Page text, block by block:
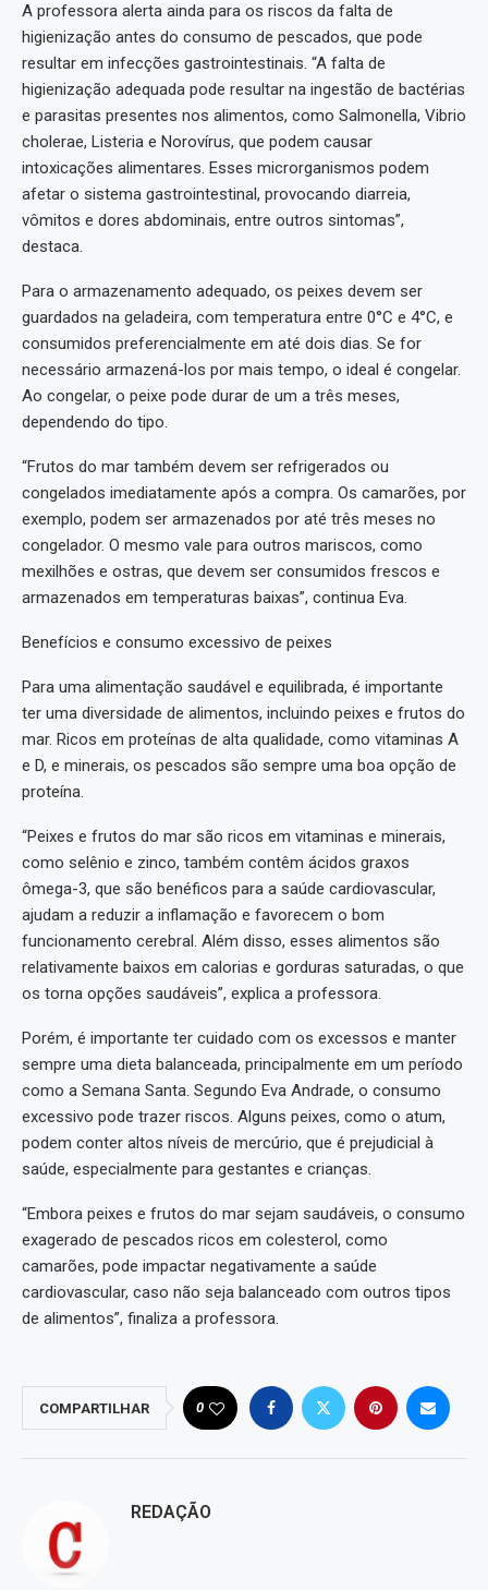
A professora alerta ainda para os riscos da falta de
higienização antes do consumo de pescados, que pode
resultar em infecções gastrointestinais. “A falta de
higienização adequada pode resultar na ingestão de bactérias
e parasitas presentes nos alimentos, como Salmonella, Vibrio
cholerae, Listeria e Norovírus, que podem causar
intoxicações alimentares. Esses microrganismos podem
afetar o sistema gastrointestinal, provocando diarreia,
vômitos e dores abdominais, entre outros sintomas”,
destaca.
Para o armazenamento adequado, os peixes devem ser
guardados na geladeira, com temperatura entre 0°C e 4°C, e
consumidos preferencialmente em até dois dias. Se for
necessário armazená-los por mais tempo, o ideal é congelar.
Ao congelar, o peixe pode durar de um a três meses,
dependendo do tipo.
“Frutos do mar também devem ser refrigerados ou
congelados imediatamente após a compra. Os camarões, por
exemplo, podem ser armazenados por até três meses no
congelador. O mesmo vale para outros mariscos, como
mexilhões e ostras, que devem ser consumidos frescos e
armazenados em temperaturas baixas”, continua Eva.
Benefícios e consumo excessivo de peixes
Para uma alimentação saudável e equilibrada, é importante
ter uma diversidade de alimentos, incluindo peixes e frutos do
mar. Ricos em proteínas de alta qualidade, como vitaminas A
e D, e minerais, os pescados são sempre uma boa opção de
proteína.
“Peixes e frutos do mar são ricos em vitaminas e minerais,
como selênio e zinco, também contêm ácidos graxos
ômega-3, que são benéficos para a saúde cardiovascular,
ajudam a reduzir a inflamação e favorecem o bom
funcionamento cerebral. Além disso, esses alimentos são
relativamente baixos em calorias e gorduras saturadas, o que
os torna opções saudáveis”, explica a professora.
Porém, é importante ter cuidado com os excessos e manter
sempre uma dieta balanceada, principalmente em um período
como a Semana Santa. Segundo Eva Andrade, o consumo
excessivo pode trazer riscos. Alguns peixes, como o atum,
podem conter altos níveis de mercúrio, que é prejudicial à
saúde, especialmente para gestantes e crianças.
“Embora peixes e frutos do mar sejam saudáveis, o consumo
exagerado de pescados ricos em colesterol, como
camarões, pode impactar negativamente a saúde
cardiovascular, caso não seja balanceado com outros tipos
de alimentos”, finaliza a professora.
COMPARTILHAR 0
REDAÇÃO